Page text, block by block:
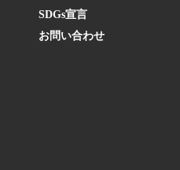
SDGs宣言
お問い合わせ